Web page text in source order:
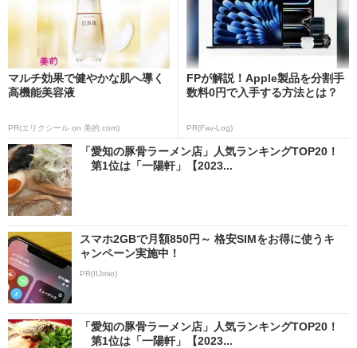
マルチ効果で健やかな肌へ導く
高機能美容液
PR(エリクシール on 美的.com)
FPが解説！Apple製品を分割手
数料0円で入手する方法とは？
PR(Fav-Log)
「愛知の豚骨ラーメン店」人気ランキングTOP20！
第1位は「一陽軒」【2023...
スマホ2GBで月額850円～ 格安SIMをお得に使うキ
ャンペーン実施中！
PR(IIJmio)
「愛知の豚骨ラーメン店」人気ランキングTOP20！
第1位は「一陽軒」【2023...